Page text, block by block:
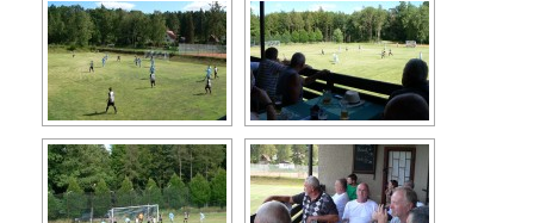
Turistika
Koupaliště
Hlášení závad